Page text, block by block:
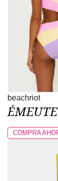
beachriot
COMPRA